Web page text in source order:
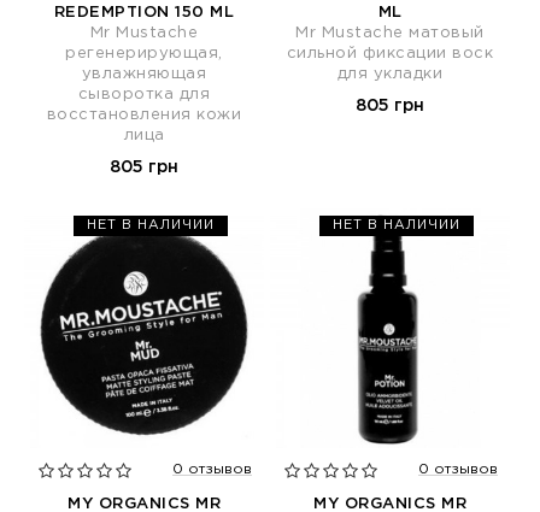
REDEMPTION 150 ML
Mr Mustache
регенерирующая,
увлажняющая
сыворотка для
восстановления кожи
лица
805 грн
ML
Mr Mustache матовый
сильной фиксации воск
для укладки
805 грн
НЕТ В НАЛИЧИИ
0 отзывов
MY ORGANICS MR
НЕТ В НАЛИЧИИ
0 отзывов
MY ORGANICS MR